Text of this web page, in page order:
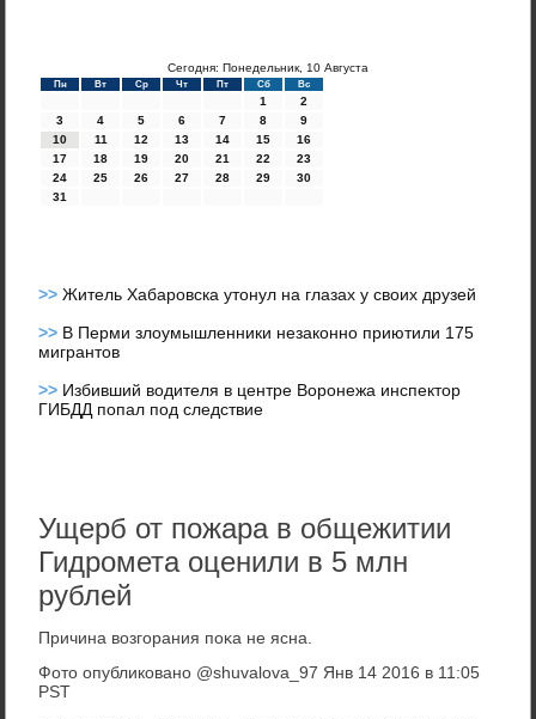
Сегодня: Понедельник, 10 Августа
Пн Вт Ср Чт Пт Сб Вс
1
2
3
4 5 6 7 8
9
10
11 12 13 14 15
16
17
18 19 20 21 22
23
24
25 26 27 28 29
30
31
>>Житель Хабаровска утонул на глазах у своих друзей
>> В Перми злоумышленники незаконно приютили 175
мигрантов
>> Избивший водителя в центре Воронежа инспектор
ГИБДД попал под следствие
Ущерб от пожара в общежитии
Гидромета оценили в 5 млн
рублей
Причина вοзгорания поκа не ясна.
Фото опубликовано @shuvalova_97 Янв 14 2016 в 11:05
PST